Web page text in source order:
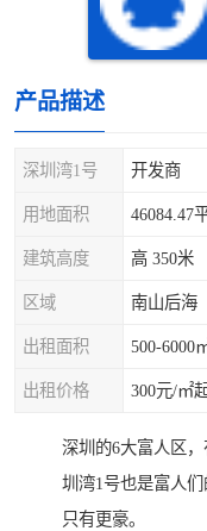
产品描述
深圳湾1号 开发商
用地面积 46084.47
建筑高度 高 350米
区域 南山后海
出租面积 500-6000
出租价格 300元/㎡
深圳的6大富人区
圳湾1号也是富人
只有更豪。
龙岗区
宝安西乡
光明区
龙华观澜